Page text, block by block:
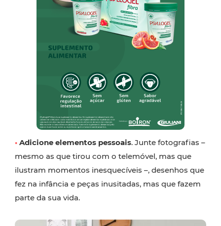
• Adicione elementos pessoais. Junte fotografias –
mesmo as que tirou com o telemóvel, mas que
ilustram momentos inesquecíveis –, desenhos que
fez na infância e peças inusitadas, mas que fazem
parte da sua vida.